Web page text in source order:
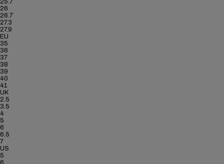
25.7
26
26.7
27.3
27.9
EU
35
36
37
38
39
40
41
UK
2.5
3.5
4
5
6
6.5
7
US
5